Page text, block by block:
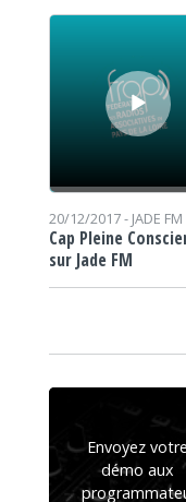
Lecteur audio
20/12/2017 - JADE FM
Cap Pleine
sur Jade FM
Envoyez votre
démo aux